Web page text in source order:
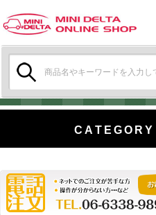
索:
CATEGORY
特選中古車